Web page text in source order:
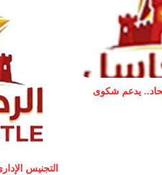
يدعم شكوى
التجنيس